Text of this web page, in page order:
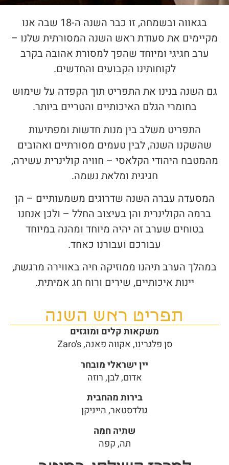
בגאווה ובשמחה, זו כבר השנה ה-18 שבה אנו
מקיימים את סעודת ראש השנה המסורתית שלנו –
ערב חגיגי ומיוחד שהפך למסורת אהובה בקרב
לקוחותינו הקבועים והחדשים.
גם השנה בנינו את התפריט תוך הקפדה על שימוש
בחומרי הגלם האיכותיים והטריים ביותר.
התפריט משלב בין מנות חדשות ומפתיעות
שהשקנו השנה, לבין טעמים מסורתיים ואהובים
מהמטבח היהודי הקלאסי – חוויה קולינרית עשירה,
חגיגית ומלאת נשמה.
המסעדה עברה השנה שדרוגים משמעותיים – הן
ברמה הקולינרית והן בעיצוב החלל – ולכן אנחנו
בטוחים שערב זה יהיה מיוחד ומהנה במיוחד
עבורכם ועבורנו כאחד.
במהלך הערב תיהנו ממוזיקה חיה באווירה מרגשת,
יינות איכותיים, שירים ורוח חג אמיתית.
תפריט ראש השנה
משקאות קלים ומוגזים
סן פלגרינו, אקווה פאנה, Zaro's
יין ישראלי מובחר
אדום, לבן, רוזה
בירות מהחבית
גולדסטאר, הייניקן
שתיה חמה
תה, קפה